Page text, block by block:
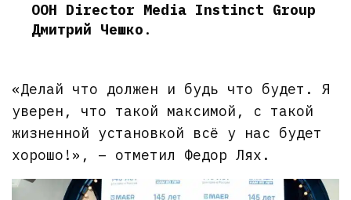
OOH Director Media Instinct Group
Дмитрий Чешко .
«Делай что должен и будь что будет. Я
уверен, что такой максимой, с такой
жизненной установкой всё у нас будет
хорошо!», – отметил Федор Лях.